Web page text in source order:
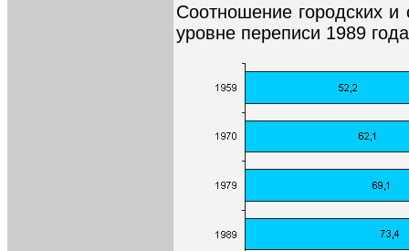
Соотношение городских и
уровне переписи 1989